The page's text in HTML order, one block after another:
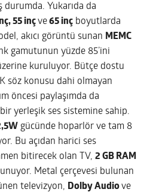
Yukarıda da
55 inçve65 inç boyutlarda
akıcı görüntü sunan MEMC
gamutunun yüzde 85’ini
kuruluyor. Bütçe dostu
söz konusu dahi olmayan
öncesi paylaşımda da
yerleşik ses sistemine sahip.
gücünde hoparlör ve tam 8
Bu açıdan harici ses
bitirecek olan TV,2 GB RAM
Metal çerçevesi bulunan
televizyon, Dolby Audiove